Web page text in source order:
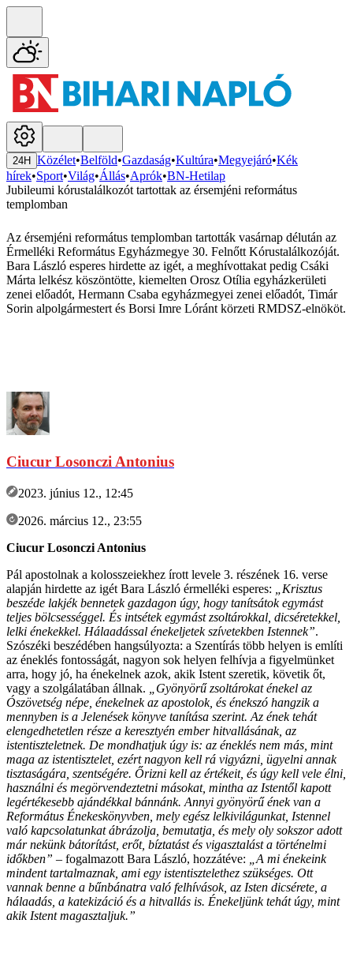
24H Közélet•Belföld•Gazdaság•Kultúra•Megyejáró•Kék
hírek•Sport•Világ•Állás•Aprók•BN-Hetilap
Jubileumi kórustalálkozót tartottak az érsemjéni református
templomban
Az érsemjéni református templomban tartották vasárnap délután az
Érmelléki Református Egyházmegye 30. Felnőtt Kórustalálkozóját.
Bara László esperes hirdette az igét, a meghívottakat pedig Csáki
Márta lelkész köszöntötte, kiemelten Orosz Otília egyházkerületi
zenei előadót, Hermann Csaba egyházmegyei zenei előadót, Timár
Sorin alpolgármestert és Borsi Imre Lóránt körzeti RMDSZ-elnököt.
Ciucur Losonczi Antonius
2023. június 12., 12:45
2026. március 12., 23:55
Ciucur Losonczi Antonius
Pál apostolnak a kolosszeiekhez írott levele 3. részének 16. verse
alapján hirdette az igét Bara László érmelléki esperes:
„Krisztus
beszéde lakjék bennetek gazdagon úgy, hogy tanítsátok egymást
teljes bölcsességgel. És intsétek egymást zsoltárokkal, dicséretekkel,
lelki énekekkel. Hálaadással énekeljetek szívetekben Istennek”.
Szószéki beszédében hangsúlyozta: a Szentírás több helyen is említi
az éneklés fontosságát, nagyon sok helyen felhívja a figyelmünket
arra, hogy jó, ha énekelnek azok, akik Istent szeretik, követik őt,
vagy a szolgálatában állnak.
„Gyönyörű zsoltárokat énekel az
Ószövetség népe, énekelnek az apostolok, és énekszó hangzik a
mennyben is a Jelenések könyve tanítása szerint. Az ének tehát
elengedhetetlen része a keresztyén ember hitvallásának, az
istentiszteletnek. De mondhatjuk úgy is: az éneklés nem más, mint
maga az istentisztelet, ezért nagyon kell rá vigyázni, ügyelni annak
tisztaságára, szentségére. Őrizni kell az értékeit, és úgy kell vele élni,
használni és megörvendeztetni másokat, mintha az Istentől kapott
legértékesebb ajándékkal bánnánk. Annyi gyönyörű ének van a
Református Énekeskönyvben, mely egész lelkivilágunkat, Istennel
való kapcsolatunkat ábrázolja, bemutatja, és mely oly sokszor adott
már nekünk bátorítást, erőt, bíztatást és vigasztalást a történelmi
időkben” – fogalmazott Bara László, hozzátéve:
„A mi énekeink
mindent tartalmaznak, ami egy istentisztelethez szükséges. Ott
vannak benne a bűnbánatra való felhívások, az Isten dicsérete, a
hálaadás, a katekizáció és a hitvallás is. Énekeljünk tehát úgy, mint
akik Istent magasztaljuk.”